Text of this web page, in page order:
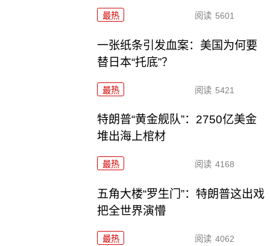
最热 阅读 5601
一张纸条引发血案：美国为何要
替日本“托底”？
最热 阅读 5421
特朗普“黄金舰队”：2750亿美金
堆出海上棺材
最热 阅读 4168
五角大楼“罗生门”：特朗普这出戏
把全世界演懵
最热 阅读 4062